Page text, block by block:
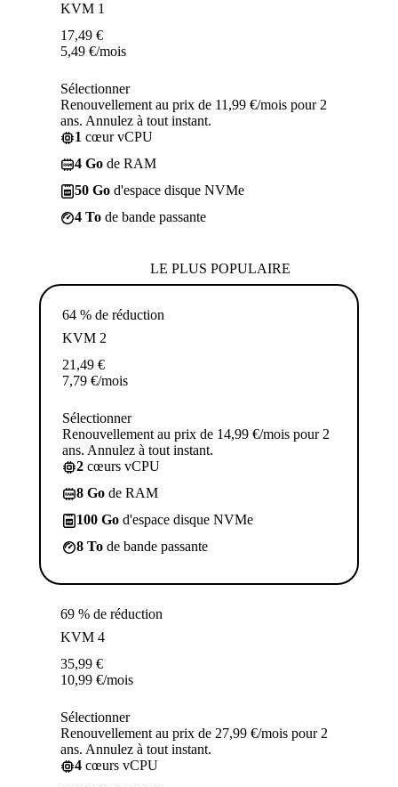
KVM 1
17,49 €
5,49 €/mois
Sélectionner
Renouvellement au prix de 11,99 €/mois pour 2
ans. Annulez à tout instant.
1 cœur vCPU
4 Go de RAM
50 Go d'espace disque NVMe
4 To de bande passante
LE PLUS POPULAIRE
64 % de réduction
KVM 2
21,49 €
7,79 €/mois
Sélectionner
Renouvellement au prix de 14,99 €/mois pour 2
ans. Annulez à tout instant.
2 cœurs vCPU
8 Go de RAM
100 Go d'espace disque NVMe
8 To de bande passante
69 % de réduction
KVM 4
35,99 €
10,99 €/mois
Sélectionner
Renouvellement au prix de 27,99 €/mois pour 2
ans. Annulez à tout instant.
4 cœurs vCPU